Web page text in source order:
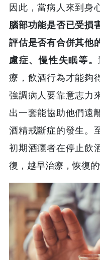
因此，當病人來到身
腦部功能是否已受損
評估是否有合併其他
慮症、慢性失眠等。
療，飲酒行為才能夠
強調病人要靠意志力
出一套能協助他們遠
酒精戒斷症的發生。
初期酒癮者在停止飲
復，越早治療，恢復